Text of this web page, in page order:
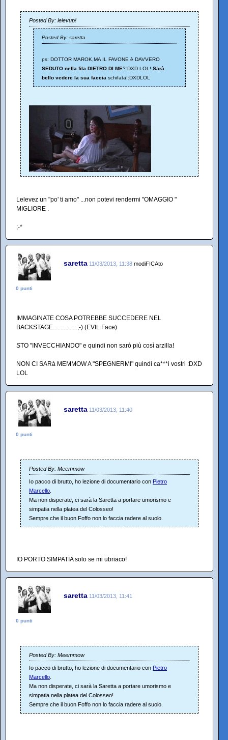
Posted By: lelevup!
Posted By: saretta
ps: DOTTOR MAROK,MA IL FAVONE è DAVVERO
SEDUTO nella fila DIETRO DI ME?:DXD LOL! Sarà
bello vedere la sua faccia schifata!:DXDLOL
Lelevez un "po' ti amo" ...non potevi rendermi "OMAGGIO "
MIGLIORE .
;-*
saretta 11/03/2013, 11:38 modiFICAto
0 punti
IMMAGINATE COSA POTREBBE SUCCEDERE NEL
BACKSTAGE................;-) (EVIL Face)
STO "INVECCHIANDO" e quindi non sarò più così arzilla!
NON CI SARà MEMMOW A "SPEGNERMI" quindi ca***i vostri :DXD
LOL
saretta 11/03/2013, 11:40
0 punti
Posted By: Meemmow
Io pacco di brutto, ho lezione di documentario con Pietro
Marcello.
Ma non disperate, ci sarà la Saretta a portare umorismo e
simpatia nella platea del Colosseo!
Sempre che il buon Foffo non lo faccia radere al suolo.
IO PORTO SIMPATIA solo se mi ubriaco!
saretta 11/03/2013, 11:41
0 punti
Posted By: Meemmow
Io pacco di brutto, ho lezione di documentario con Pietro
Marcello.
Ma non disperate, ci sarà la Saretta a portare umorismo e
simpatia nella platea del Colosseo!
Sempre che il buon Foffo non lo faccia radere al suolo.